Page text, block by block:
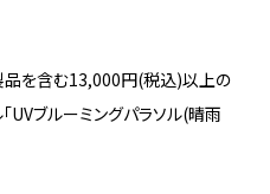
品を含む13,000円(税込)以上の
UVブルーミングパラソル(晴雨